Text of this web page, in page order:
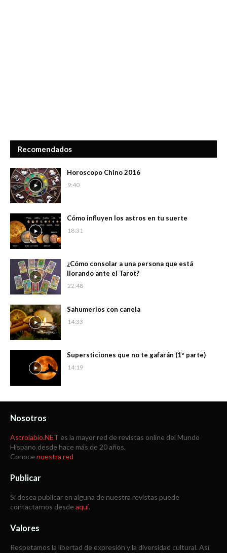
Recomendados
Horoscopo Chino 2016
9:40
Cómo influyen los astros en tu suerte
18:31
¿Cómo consolar a una persona que está
llorando ante el Tarot?
22:48
Sahumerios con canela
14:33
Supersticiones que no te gafarán (1º parte)
14:19
Nosotros
Astrolabio.NET es la mayor red de revistas online del Mundo
Hispano desde hace más de 20 años.
Conoce nuestra red
Publicar
Si desea publicar en alguna de nuestra revistas puede
contactarnos desde aquí.
Valores
Respetamos la libertad de expresión y la diversidad cultural. Así